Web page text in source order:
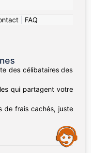
| FAQ
des célibataires des
qui partagent votre
de frais cachés, juste